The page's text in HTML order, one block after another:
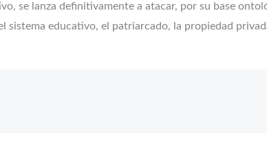
se lanza definitivamente a atacar, por su base
sistema educativo, el patriarcado, la propiedad